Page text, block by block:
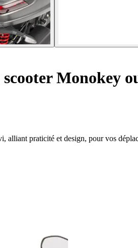
Monokey
alliant praticité et design, pour vos